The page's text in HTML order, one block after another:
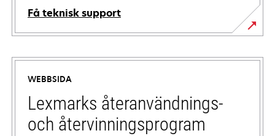
Få teknisk support
opens
in
new
tab
WEBBSIDA
Lexmarks återanvändnings-
och återvinningsprogram